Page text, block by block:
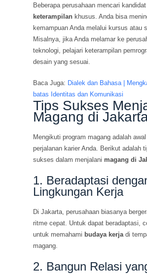
Beberapa perusahaan mencari
keterampilan khusus. Anda bisa
kemampuan Anda melalui kursus atau
Misalnya, jika Anda melamar ke
teknologi, pelajari keterampilan
desain yang sesuai.
Baca Juga: Dialek dan Bahasa |
batas Identitas dan Komunikasi
Tips Sukses
Magang di
Mengikuti program magang adalah awal
perjalanan karier Anda. Berikut adalah
sukses dalam menjalani magang di
1. Beradaptasi
Lingkungan Kerja
Di Jakarta, perusahaan biasanya
ritme cepat. Untuk dapat beradaptasi,
untuk memahami budaya kerja di
magang.
2. Bangun Relasi